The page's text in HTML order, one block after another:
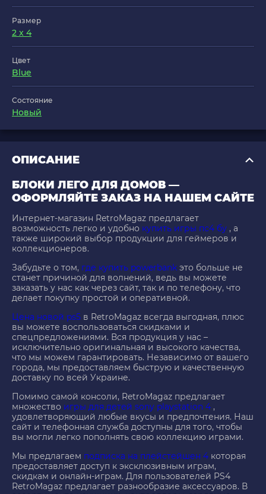
Размер
2 x 4
Цвет
Blue
Состояние
Новый
ОПИСАНИЕ
БЛОКИ ЛЕГО ДЛЯ ДОМОВ —
ОФОРМЛЯЙТЕ ЗАКАЗ НА НАШЕМ САЙТЕ
Интернет-магазин RetroMagaz предлагает
возможность легко и удобно купить игры пс4 бу , а
также широкий выбор продукции для геймеров и
коллекционеров.
Забудьте о том, где купить powerbank это больше не
станет причиной для волнений, ведь вы можете
заказать у нас как через сайт, так и по телефону, что
делает покупку простой и оперативной.
Цена новой ps5 в RetroMagaz всегда выгодная, плюс
вы можете воспользоваться скидками и
спецпредложениями. Вся продукция у нас –
исключительно оригинальная и высокого качества,
что мы можем гарантировать. Независимо от вашего
города, мы предоставляем быструю и качественную
доставку по всей Украине.
Помимо самой консоли, RetroMagaz предлагает
множество игры для детей sony playstation 4 ,
удовлетворяющий любые вкусы и предпочтения. Наш
сайт и телефонная служба доступны для того, чтобы
вы могли легко пополнять свою коллекцию играми.
Мы предлагаем подписка на плейстейшен 4 которая
предоставляет доступ к эксклюзивным играм,
скидкам и онлайн-играм. Для пользователей PS4
RetroMagaz предлагает разнообразие аксессуаров. В